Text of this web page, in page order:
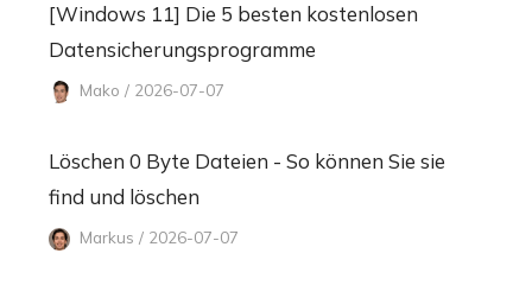
[Windows 11] Die 5 besten kostenlosen
Datensicherungsprogramme
Mako / 2026-07-07
Löschen 0 Byte Dateien - So können Sie sie
find und löschen
Markus / 2026-07-07